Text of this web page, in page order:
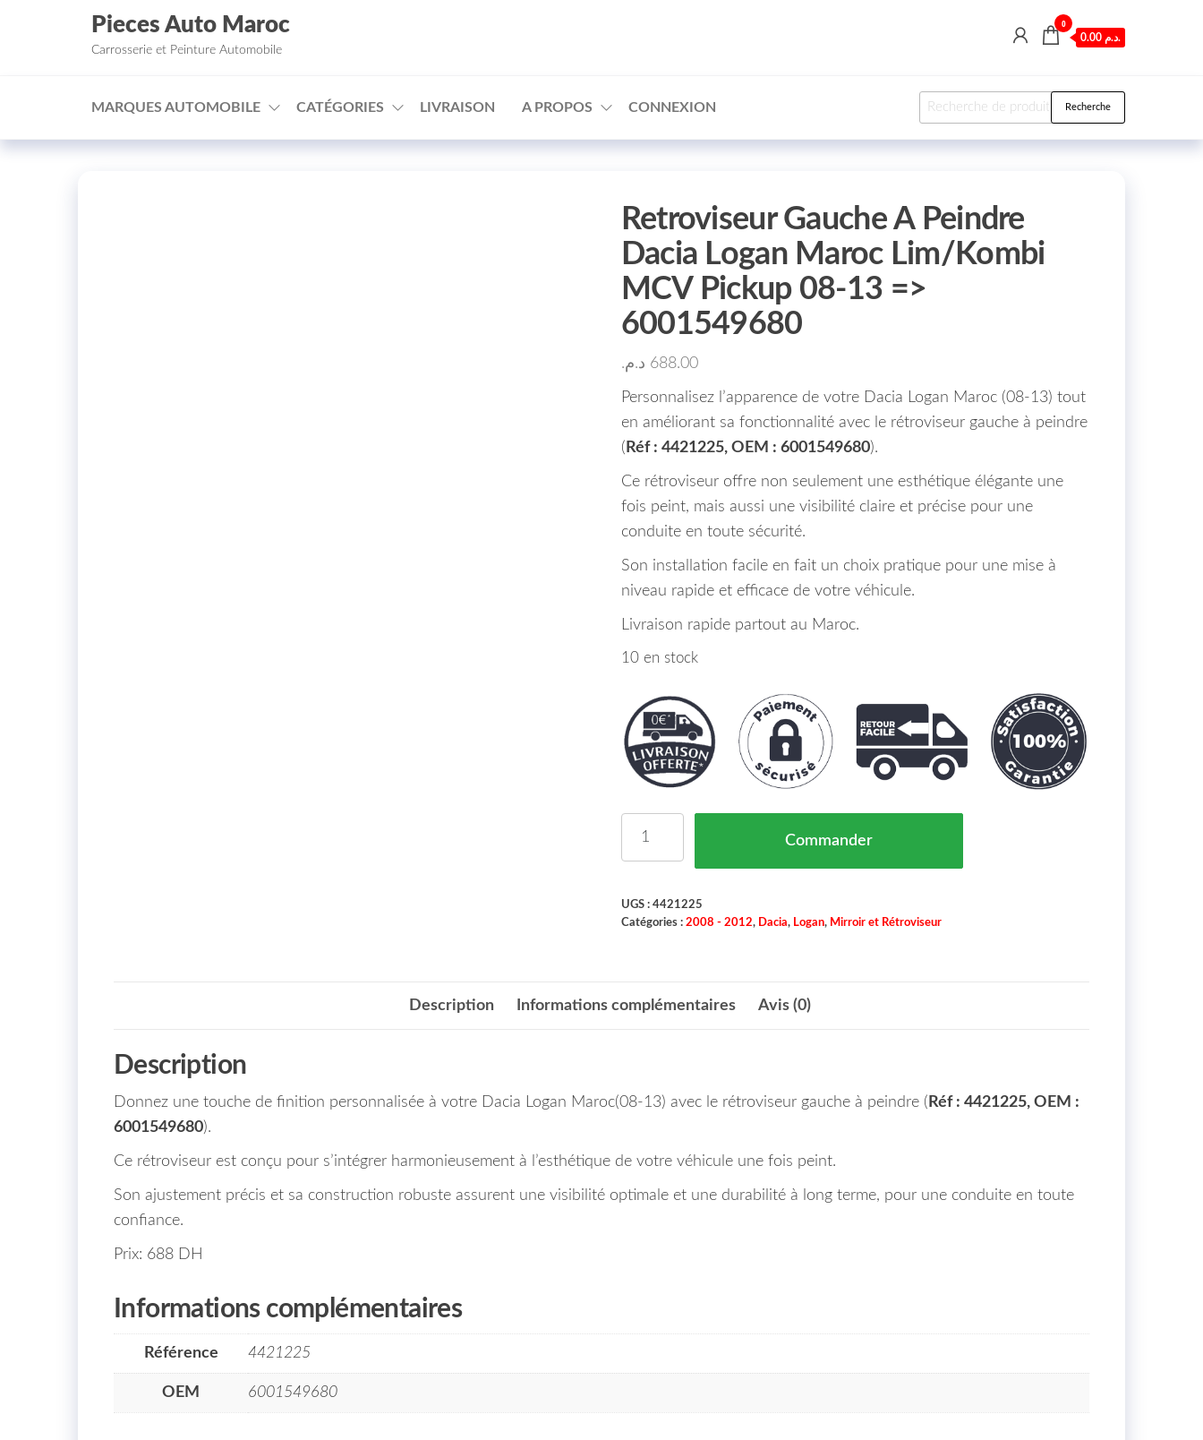
□
Aller au contenu
Pieces Auto Maroc
Carrosserie et Peinture Automobile
0
0.00 د.م.
MARQUES AUTOMOBILE CATÉGORIES LIVRAISON A PROPOS CONNEXION Recherche pour : Recherche
Retroviseur Gauche A Peindre
Dacia Logan Maroc Lim/Kombi
MCV Pickup 08-13 =>
6001549680
688.00 د.م.
Personnalisez l’apparence de votre Dacia Logan Maroc (08-13) tout
en améliorant sa fonctionnalité avec le rétroviseur gauche à peindre
( Réf : 4421225, OEM : 6001549680).
Ce rétroviseur offre non seulement une esthétique élégante une
fois peint, mais aussi une visibilité claire et précise pour une
conduite en toute sécurité.
Son installation facile en fait un choix pratique pour une mise à
niveau rapide et efficace de votre véhicule.
Livraison rapide partout au Maroc.
10 en stock
Commander
UGS : 4421225
Catégories : 2008 - 2012, Dacia, Logan, Mirroir et Rétroviseur
Description Informations complémentaires Avis (0)
Description
Donnez une touche de finition personnalisée à votre Dacia Logan Maroc(08-13) avec le rétroviseur gauche à peindre ( Réf : 4421225, OEM :
6001549680).
Ce rétroviseur est conçu pour s’intégrer harmonieusement à l’esthétique de votre véhicule une fois peint.
Son ajustement précis et sa construction robuste assurent une visibilité optimale et une durabilité à long terme, pour une conduite en toute
confiance.
Prix: 688 DH
Informations complémentaires
Référence 4421225
OEM 6001549680